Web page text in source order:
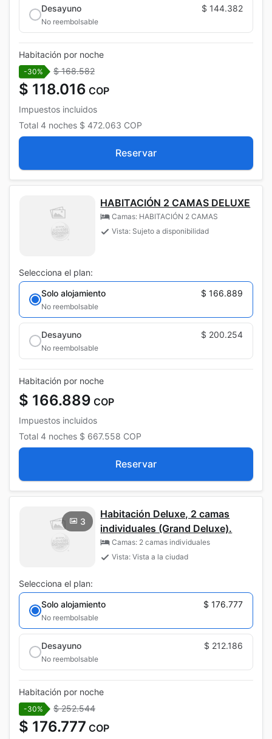
Desayuno $ 144.382
No reembolsable
Habitación por noche
-30% $ 168.582
$ 118.016 COP
Impuestos incluidos
Total 4 noches $ 472.063 COP
Reservar
HABITACIÓN 2 CAMAS DELUXE
Camas: HABITACIÓN 2 CAMAS
Vista: Sujeto a disponibilidad
Selecciona el plan:
Solo alojamiento
$ 166.889
No reembolsable
Desayuno $ 200.254
No reembolsable
Habitación por noche
$ 166.889 COP
Impuestos incluidos
Total 4 noches $ 667.558 COP
Reservar
3
Habitación Deluxe, 2 camas
individuales (Grand Deluxe).
Camas: 2 camas individuales
Vista: Vista a la ciudad
Selecciona el plan:
Solo alojamiento
$ 176.777
No reembolsable
Desayuno $ 212.186
No reembolsable
Habitación por noche
-30% $ 252.544
$ 176.777 COP